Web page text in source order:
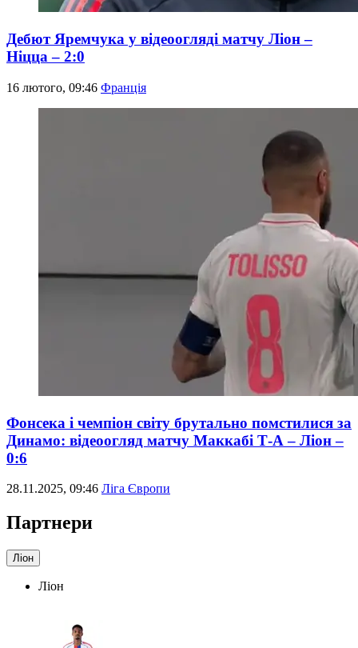
Дебют Яремчука у відеоогляді матчу Ліон –
Ніцца – 2:0
16 лютого, 09:46 Франція
Фонсека і чемпіон світу брутально помстилися за
Динамо: відеоогляд матчу Маккабі Т-А – Ліон –
0:6
28.11.2025, 09:46 Ліга Європи
Партнери
Ліон
Ліон